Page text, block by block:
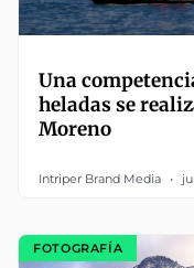
Una
heladas se
Moreno
Intriper Brand Media
FOTOGRAFÍA